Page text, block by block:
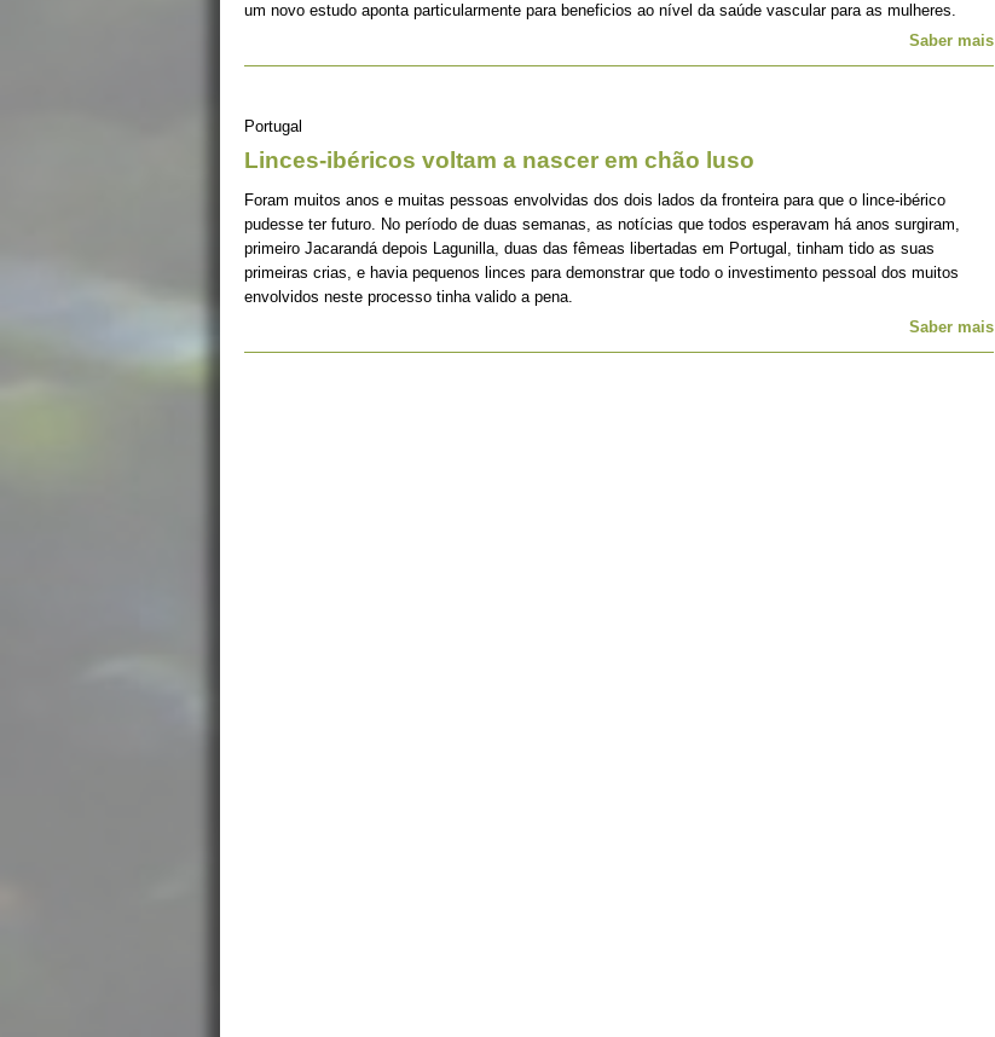
um novo estudo aponta particularmente para beneficios ao nível da saúde vascular para as mulheres.
Saber mais
Portugal
Linces-ibéricos voltam a nascer em chão luso
Foram muitos anos e muitas pessoas envolvidas dos dois lados da fronteira para que o lince-ibérico
pudesse ter futuro. No período de duas semanas, as notícias que todos esperavam há anos surgiram,
primeiro Jacarandá depois Lagunilla, duas das fêmeas libertadas em Portugal, tinham tido as suas
primeiras crias, e havia pequenos linces para demonstrar que todo o investimento pessoal dos muitos
envolvidos neste processo tinha valido a pena.
Saber mais